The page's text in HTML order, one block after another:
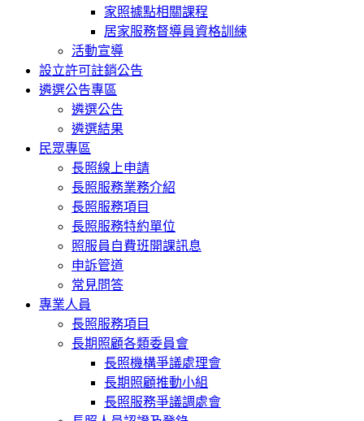
家照據點相關課程
居家服務督導員資格訓練
活動宣導
設立許可註銷公告
遴選公告專區
遴選公告
遴選結果
民眾專區
長照線上申請
長照服務業務介紹
長照服務項目
長照服務特約單位
照服員自費班開課訊息
申訴管道
常見問答
專業人員
長照服務項目
長期照顧各類委員會
長照機構爭議處理會
長期照顧推動小組
長照服務爭議調處會